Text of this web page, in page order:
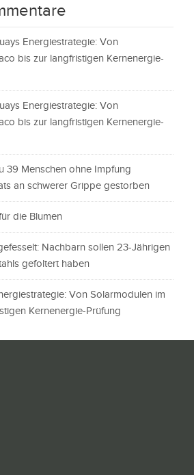
Energiestrategie: Von
bis zur langfristigen Kernenergie-
Energiestrategie: Von
bis zur langfristigen Kernenergie-
39 Menschen ohne Impfung
an schwerer Grippe gestorben
die Blumen
Nachbarn sollen 23-Jährigen
gefoltert haben
Von Solarmodulen im
Kernenergie-Prüfung